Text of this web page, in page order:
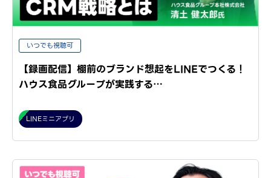
いつでも視聴可
【録画配信】棚前のブランド想起をLINEでつくる！
ハウス食品グループが実践する…
LINEミニアプリ